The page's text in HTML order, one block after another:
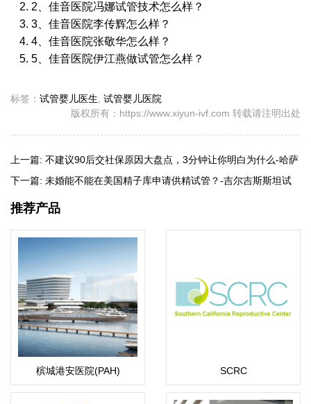
2、佳音医院冯娜试管技术怎么样？
3、佳音医院李传辉怎么样？
4、佳音医院张敬华怎么样？
5、佳音医院伊江燕做试管怎么样？
标签： 试管婴儿医生, 试管婴儿医院
版权所有：https://www.xiyun-ivf.com 转载请注明出处
上一篇: 不建议90后交社保原因大盘点，3分钟让你明白为什么-哈萨
克斯坦试管婴儿
下一篇: 未婚能不能在美国精子库申请供精试管？-吉尔吉斯斯坦试
管婴儿
推荐产品
槟城港安医院(PAH) SCRC